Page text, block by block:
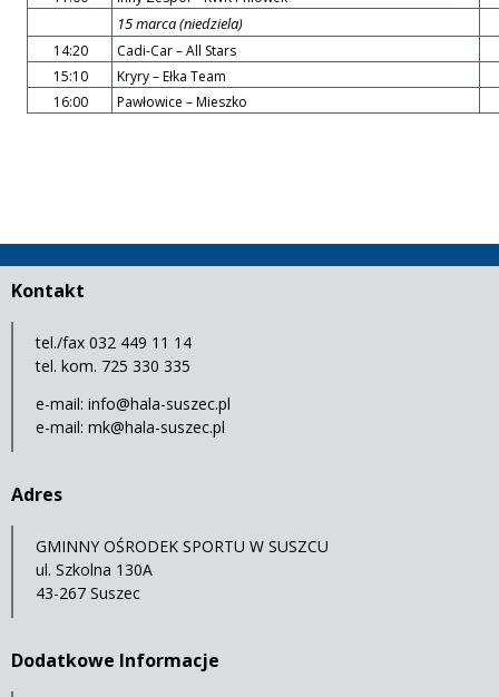
15 marca (niedziela)
14:20
Cadi-Car – All Stars
15:10
Kryry – Ełka Team
16:00
Pawłowice – Mieszko
Kontakt
tel./fax 032 449 11 14
tel. kom. 725 330 335
e-mail: info@hala-suszec.pl
e-mail: mk@hala-suszec.pl
Adres
GMINNY OŚRODEK SPORTU W SUSZCU
ul. Szkolna 130A
43-267 Suszec
Dodatkowe Informacje